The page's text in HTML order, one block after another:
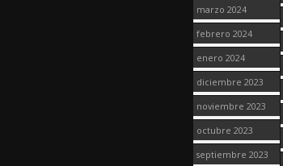
marzo 2024
febrero 2024
enero 2024
diciembre 2023
noviembre 2023
octubre 2023
septiembre 2023